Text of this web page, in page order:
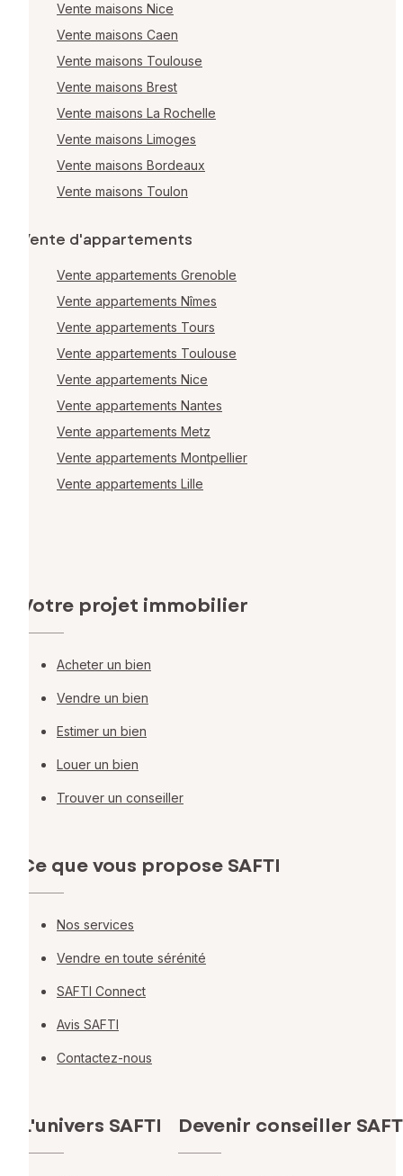
Vente maisons Nice
Vente maisons Caen
Vente maisons Toulouse
Vente maisons Brest
Vente maisons La Rochelle
Vente maisons Limoges
Vente maisons Bordeaux
Vente maisons Toulon
Vente d'appartements
Vente appartements Grenoble
Vente appartements Nîmes
Vente appartements Tours
Vente appartements Toulouse
Vente appartements Nice
Vente appartements Nantes
Vente appartements Metz
Vente appartements Montpellier
Vente appartements Lille
Votre projet immobilier
Acheter un bien
Vendre un bien
Estimer un bien
Louer un bien
Trouver un conseiller
Ce que vous propose SAFTI
Nos services
Vendre en toute sérénité
SAFTI Connect
Avis SAFTI
Contactez-nous
L'univers SAFTI Devenir conseiller